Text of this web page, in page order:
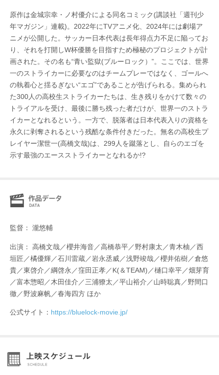
原作は金城宗幸・ノ村優介による同名コミック(講談社「週刊少
年マガジン」連載)。2022年にTVアニメ化、2024年には劇場ア
ニメが公開した。サッカー日本代表は長年得点力不足に陥ってお
り、それを打開しW杯優勝を目指すため極秘のプロジェクトが計
画された。その名も“青い監獄(ブルーロック）”。ここでは、世界
一のストライカーに必要なのはチームプレーではなく、ゴールへ
の執着心と揺るぎない“エゴ”であることが告げられる。集められ
た300人の高校生ストライカーたちは、生き残りをかけて数々の
トライアルを受け、最後に勝ち残った者だけが、世界一のストラ
イカーとなれるという。一方で、脱落者は日本代表入りの資格を
永久に剥奪されるという残酷な条件付きだった。無名の高校生プ
レイヤー潔世一(高橋文哉)は、299人を蹴落とし、自らのエゴを
示す最強のエースストライカーとなれるか!?
監督： 瀧悠輔
出演： ⾼橋⽂哉／櫻井海⾳／⾼橋恭平／野村康太／⻘⽊柚／⻄
垣匠／橘優輝／⽯川雷蔵／岩永丞威／浅野竣哉／櫻井佑樹／倉悠
貴／東啓介／綱啓永／窪⽥正孝／K(＆TEAM)／樋口幸平／畑芽育
／富本惣昭／木田佳介／三浦獠太／平山裕介／山時聡真／野間口
徹／野波麻帆／春海四方 ほか
公式サイト： https://bluelock-movie.jp/